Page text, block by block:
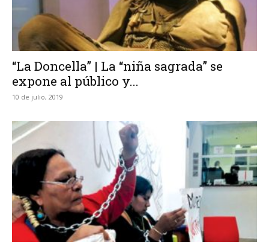
“La Doncella” | La “niña sagrada” se
expone al público y...
10 de julio, 2019